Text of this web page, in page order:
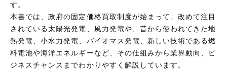
す。
本書では、政府の固定価格買取制度が始まって、改めて注目
されている太陽光発電、風力発電や、昔から使われてきた地
熱発電、小水力発電、バイオマス発電、新しい技術である燃
料電池や海洋エネルギーなど、その仕組みから業界動向、ビ
ジネスチャンスまでわかりやすく解説しています。